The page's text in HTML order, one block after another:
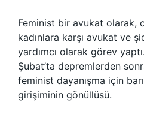
Feminist bir avukat olarak,
kadınlara karşı avukat ve
yardımcı olarak görev
Şubat’ta depremlerden
feminist dayanışma için
girişiminin gönüllüsü.